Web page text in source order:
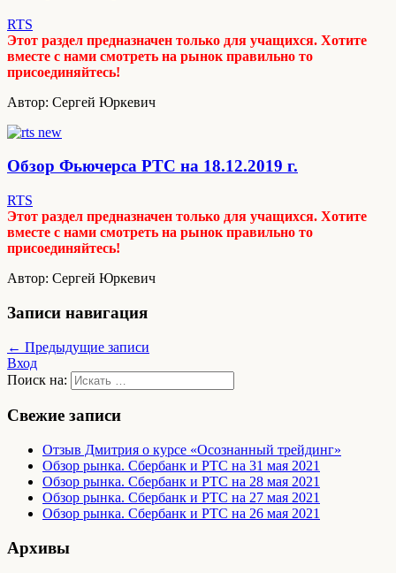
RTS
Этот раздел предназначен только для учащихся. Хотите
вместе с нами смотреть на рынок правильно то
присоединяйтесь!
Автор: Сергей Юркевич
Обзор Фьючерса РТС на 18.12.2019 г.
RTS
Этот раздел предназначен только для учащихся. Хотите
вместе с нами смотреть на рынок правильно то
присоединяйтесь!
Автор: Сергей Юркевич
Записи навигация
← Предыдущие записи
Вход
Поиск на:
Свежие записи
Отзыв Дмитрия о курсе «Осознанный трейдинг»
Обзор рынка. Сбербанк и РТС на 31 мая 2021
Обзор рынка. Сбербанк и РТС на 28 мая 2021
Обзор рынка. Сбербанк и РТС на 27 мая 2021
Обзор рынка. Сбербанк и РТС на 26 мая 2021
Архивы